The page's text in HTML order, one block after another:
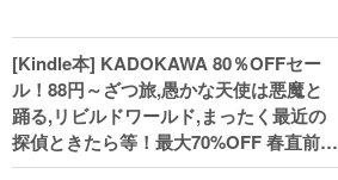
[Kindle本] KADOKAWA 80％OFFセー
ル！88円～ざつ旅,愚かな天使は悪魔と
踊る,リビルドワールド,まったく最近の
探偵ときたら等！最大70%OFF 春直前大
セール開始、実用本・小説などがセー